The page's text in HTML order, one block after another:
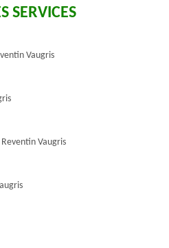
SERVICES
Vaugris
Vaugris